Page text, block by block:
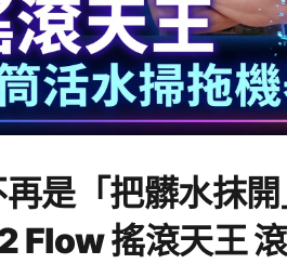
是「把髒水抹
Flow 搖滾天王